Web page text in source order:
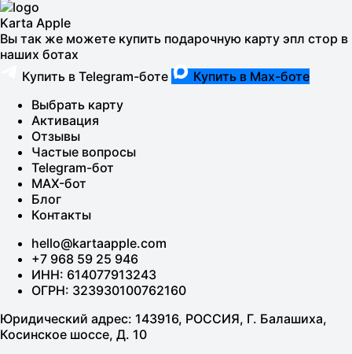
Karta Apple
Вы так же можете купить подарочную карту эпл стор в
наших ботах
Купить в Telegram-боте
Купить в Max-боте
Выбрать карту
Активация
Отзывы
Частые вопросы
Telegram-бот
MAX-бот
Блог
Контакты
hello@kartaapple.com
+7 968 59 25 946
ИНН: 614077913243
ОГРН: 323930100762160
Юридический адрес: 143916, РОССИЯ, Г. Балашиха,
Косинское шоссе, Д. 10